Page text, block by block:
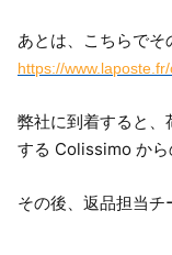
あとは、こちらで
https://
弊社に到着すると
する Colissimo から
その後、返品担当チ